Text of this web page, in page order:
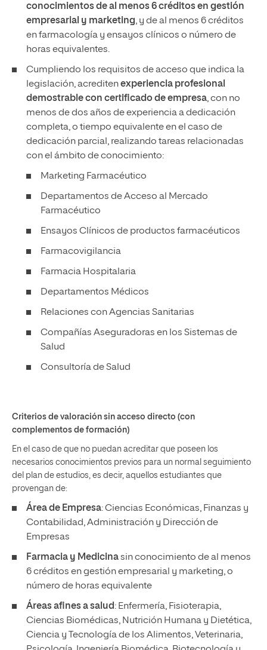
conocimientos de al menos 6 créditos en gestión
empresarial y marketing, y de al menos 6 créditos
en farmacología y ensayos clínicos o número de
horas equivalentes.
Cumpliendo los requisitos de acceso que indica la
legislación, acreditenexperiencia profesional
demostrable con certificado de empresa, con no
menos de dos años de experiencia a dedicación
completa, o tiempo equivalente en el caso de
dedicación parcial, realizando tareas relacionadas
con el ámbito de conocimiento:
Marketing Farmacéutico
Departamentos de Acceso al Mercado
Farmacéutico
Ensayos Clínicos de productos farmacéuticos
Farmacovigilancia
Farmacia Hospitalaria
Departamentos Médicos
Relaciones con Agencias Sanitarias
Compañías Aseguradoras en los Sistemas de
Salud
Consultoría de Salud
Criterios de valoración sin acceso directo (con
complementos de formación)
En el caso de que no puedan acreditar que poseen los
necesarios conocimientos previos para un normal seguimiento
del plan de estudios, es decir, aquellos estudiantes que
provengan de:
Área de Empresa: Ciencias Económicas, Finanzas y
Contabilidad, Administración y Dirección de
Empresas
Farmacia y Medicinasin conocimiento de al menos
6 créditos en gestión empresarial y marketing, o
número de horas equivalente
Áreas afines a salud: Enfermería, Fisioterapia,
Ciencias Biomédicas, Nutrición Humana y Dietética,
Ciencia y Tecnología de los Alimentos, Veterinaria,